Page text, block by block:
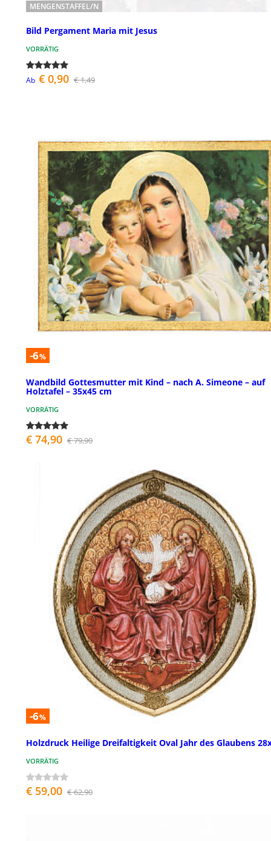
MENGENSTAFFEL/N
Bild Pergament Maria mit Jesus
VORRÄTIG
Ab € 0,90 € 1,49
-6%
Wandbild Gottesmutter mit Kind – nach A. Simeone – auf
Holztafel – 35x45 cm
VORRÄTIG
€ 74,90 € 79,90
-6%
Holzdruck Heilige Dreifaltigkeit Oval Jahr des Glaubens
VORRÄTIG
€ 59,00 € 62,90